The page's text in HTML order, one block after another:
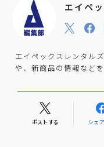
エイペ
エイペックスレンタル
や、新商品の情報など
ポストする シェ